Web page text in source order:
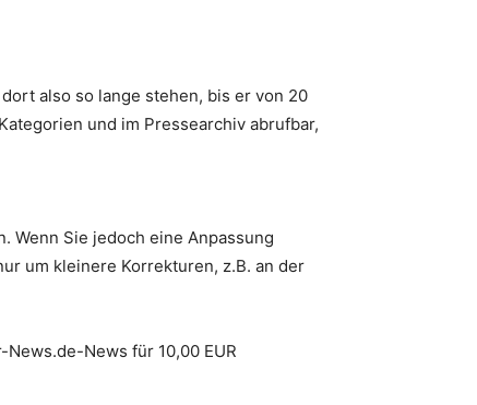
also so lange stehen, bis er von 20
und im Pressearchiv abrufbar,
Sie jedoch eine Anpassung
um kleinere Korrekturen, z.B. an der
News für 10,00 EUR